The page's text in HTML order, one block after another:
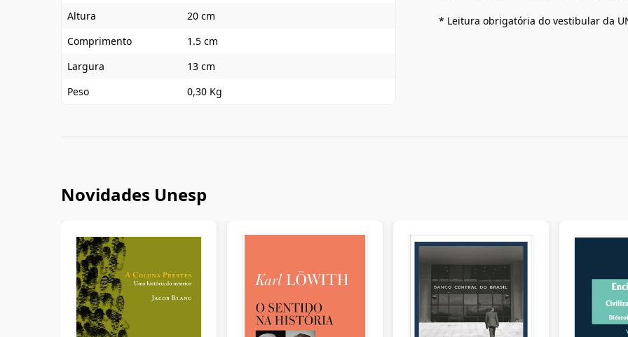
Altura
20 cm
Comprimento
1.5 cm
Largura
13 cm
Peso
0,30 Kg
* Leitura obrigatória do vestibular da
Novidades Unesp